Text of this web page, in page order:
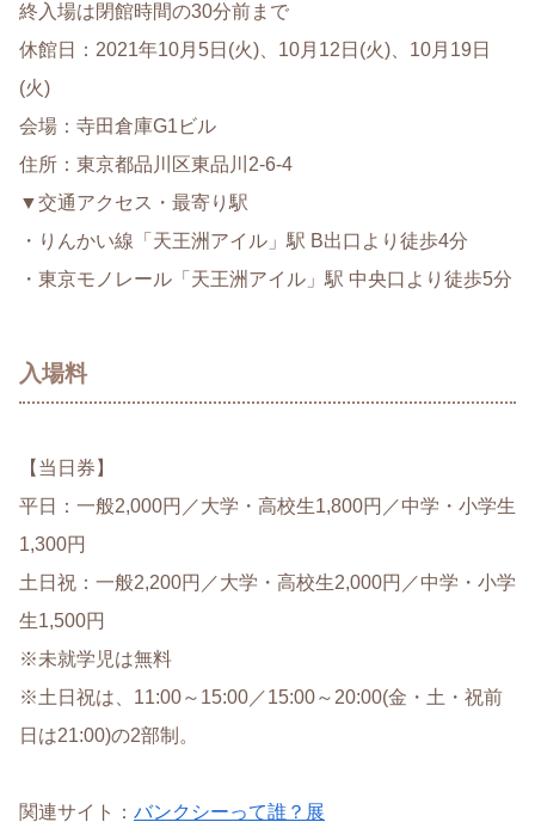
終入場は閉館時間の30分前まで
休館日：2021年10月5日(火)、10月12日(火)、10月19日
(火)
会場：寺田倉庫G1ビル
住所：東京都品川区東品川2-6-4
▼交通アクセス・最寄り駅
・りんかい線「天王洲アイル」駅 B出口より徒歩4分
・東京モノレール「天王洲アイル」駅 中央口より徒歩5分
入場料
【当日券】
平日：一般2,000円／大学・高校生1,800円／中学・小学生
1,300円
土日祝：一般2,200円／大学・高校生2,000円／中学・小学
生1,500円
※未就学児は無料
※土日祝は、11:00～15:00／15:00～20:00(金・土・祝前
日は21:00)の2部制。
関連サイト： バンクシーって誰？展